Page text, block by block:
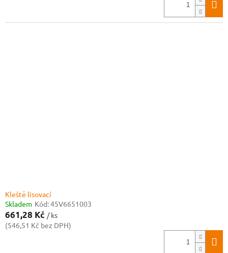
Kleště lisovací
Skladem Kód:45V6651003
661,28 Kč / ks
(546,51 Kč bez DPH)